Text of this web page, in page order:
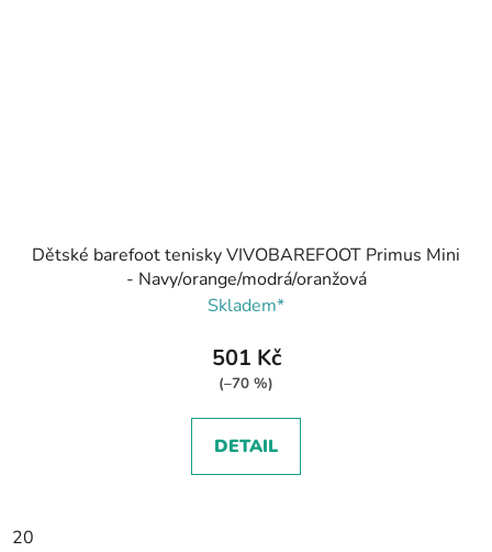
Dětské barefoot tenisky VIVOBAREFOOT Primus Mini
- Navy/orange/modrá/oranžová
Skladem*
501 Kč
(–70 %)
DETAIL
20